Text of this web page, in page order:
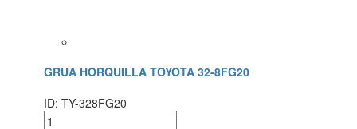
GRUA HORQUILLA TOYOTA 32-8FG20
ID: TY-328FG20